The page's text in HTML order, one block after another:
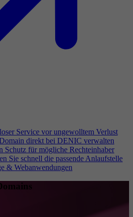
Service vor ungewolltem Verlust
direkt bei DENIC verwalten
Schutz für mögliche Rechteinhaber
Sie schnell die passende Anlaufstelle
& Webanwendungen